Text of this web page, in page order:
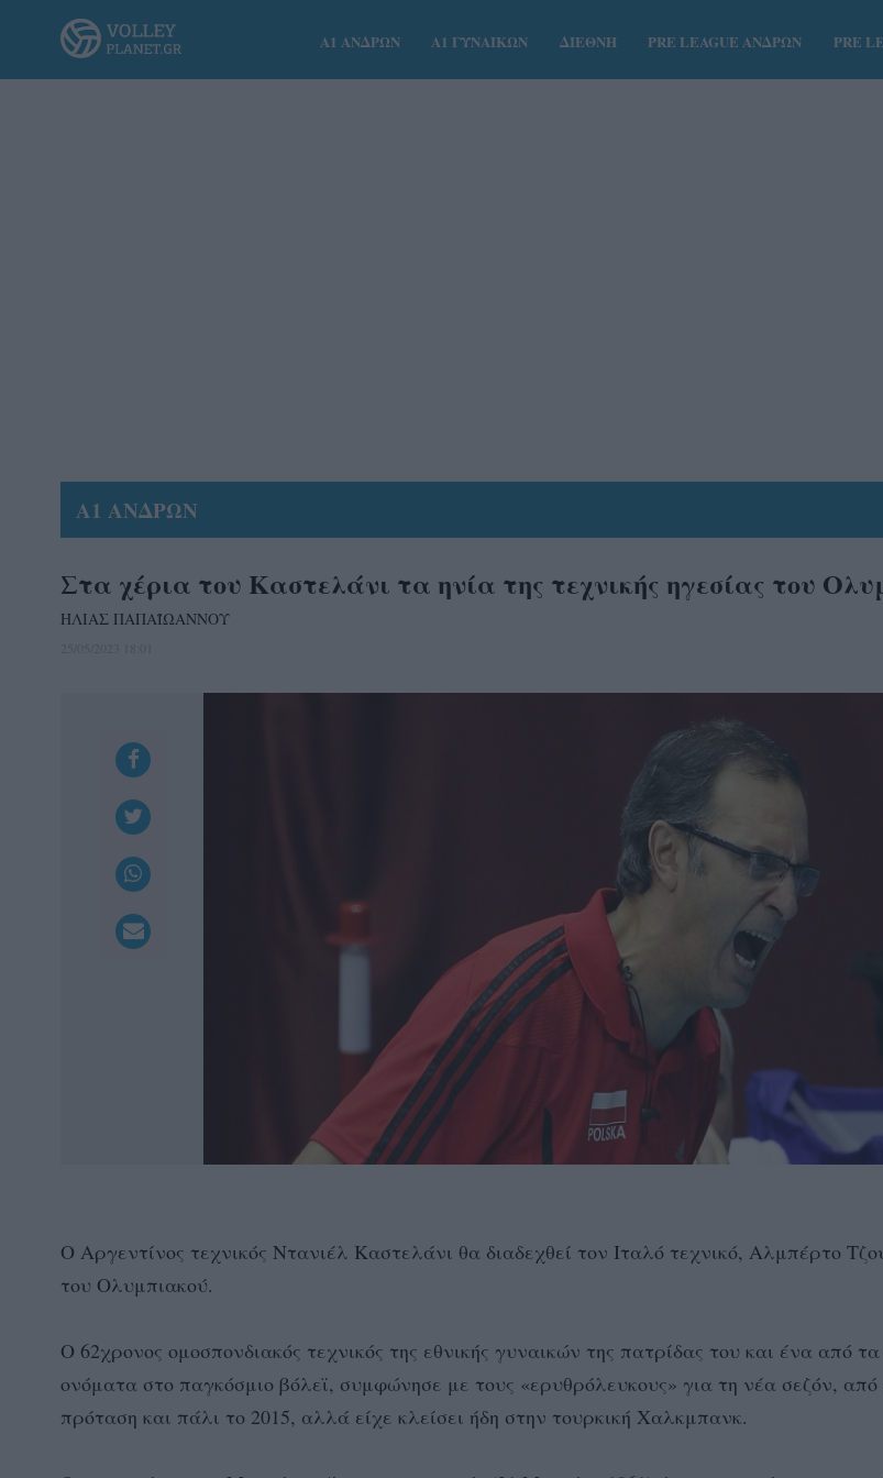
Α1 ΑΝΔΡΩΝ Α1 ΓΥΝΑΙΚΩΝ ΔΙΕΘΝΗ PRE LEAGUE ΑΝΔΡΩΝ PRE
Α1 ΑΝΔΡΩΝ
Στα χέρια του Καστελάνι τα ηνία της τεχνικής ηγεσίας του
ΗΛΙΑΣ ΠΑΠΑΪΩΑΝΝΟΥ
Ο Αργεντίνος τεχνικός Ντανιέλ Καστελάνι θα διαδεχθεί τον Ιταλό τεχνικό, Αλμπέρτο
του Ολυμπιακού.
Ο 62χρονος ομοσπονδιακός τεχνικός της εθνικής γυναικών της πατρίδας του και ένα από
ονόματα στο παγκόσμιο βόλεϊ, συμφώνησε με τους «ερυθρόλευκους» για τη νέα σεζόν, από
πρόταση και πάλι το 2015, αλλά είχε κλείσει ήδη στην τουρκική Χαλκμπανκ.